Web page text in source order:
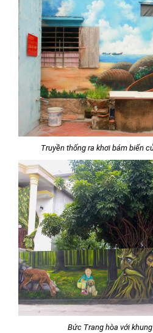
Truyền thống ra khơi bám biển
Bức Trang hòa với